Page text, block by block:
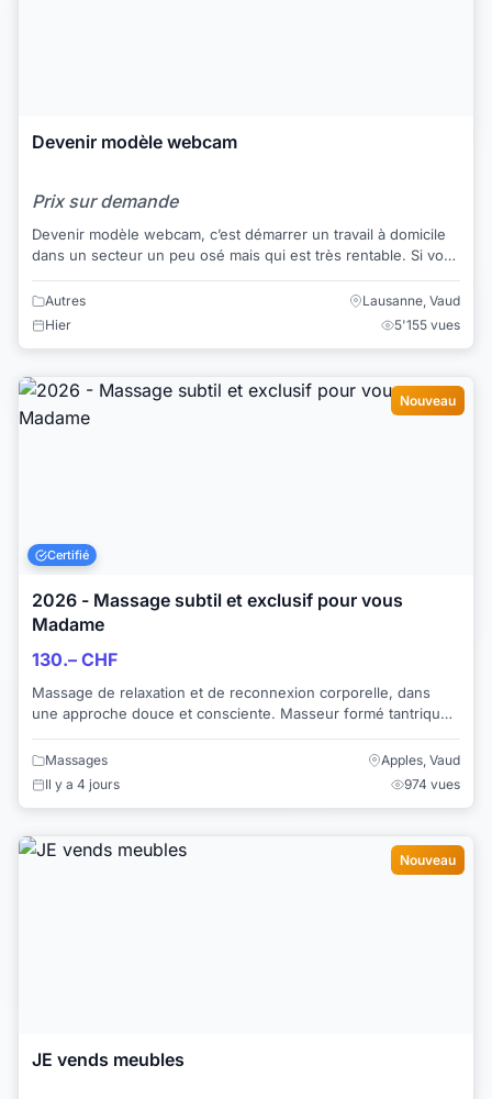
Devenir modèle webcam
Prix sur demande
Devenir modèle webcam, c’est démarrer un travail à domicile
dans un secteur un peu osé mais qui est très rentable. Si vous
Autres
Lausanne, Vaud
Hier
5'155 vues
Nouveau
Certifié
2026 - Massage subtil et exclusif pour vous
Madame
130.– CHF
Massage de relaxation et de reconnexion corporelle, dans
une approche douce et consciente. Masseur formé tantrique,
Massages
Apples, Vaud
Il y a 4 jours
974 vues
Nouveau
JE vends meubles